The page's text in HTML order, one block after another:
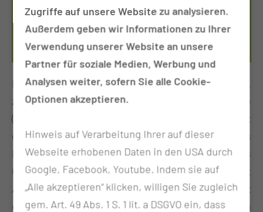
Tel.:+49 355 46 2614
Per E-Mail kontaktieren
Die Ausbildung zur Medizinischen Technologin bzw.
zum Medizinischen Technologen für Radiologie
(MTR) eröffnet dir spannende Einblicke in die Welt
der medizinischen Bildgebung und Diagnostik. Als
MTR bist du ein unverzichtbarer Teil des
Gesundheitswesens: Du arbeitest eng mit
Ärztinnen und Ärzten zusammen, führst
eigenständig radiologische Untersuchungen durch
Zugriffe auf unsere Website zu analysieren.
Außerdem geben wir Informationen zu Ihrer
Verwendung unserer Website an unsere
Partner für soziale Medien, Werbung und
Analysen weiter, sofern Sie alle Cookie-
Optionen akzeptieren.
Hinweis auf Verarbeitung Ihrer auf dieser
Webseite erhobenen Daten in den USA durch
Google, Facebook, Youtube. Indem sie auf
„Alle akzeptieren“ klicken, willigen Sie zugleich
gem. Art. 49 Abs. 1 S. 1 lit. a DSGVO ein, dass